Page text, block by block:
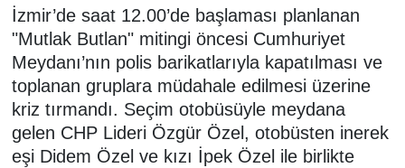
İzmir’de saat 12.00’de başlaması planlanan
"Mutlak Butlan" mitingi öncesi Cumhuriyet
Meydanı’nın polis barikatlarıyla kapatılması ve
toplanan gruplara müdahale edilmesi üzerine
kriz tırmandı. Seçim otobüsüyle meydana
gelen CHP Lideri Özgür Özel, otobüsten inerek
eşi Didem Özel ve kızı İpek Özel ile birlikte
SİYASET
SPOR
ASAYİŞ
RESMİ REKLAM
Tüm Manşetler
Son Dakika Haberleri
Haber Arşivi